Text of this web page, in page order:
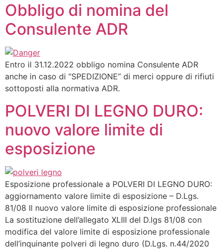
Obbligo di nomina del
Consulente ADR
Entro il 31.12.2022 obbligo nomina Consulente ADR
anche in caso di “SPEDIZIONE” di merci oppure di rifiuti
sottoposti alla normativa ADR.
POLVERI DI LEGNO DURO:
nuovo valore limite di
esposizione
Esposizione professionale a POLVERI DI LEGNO DURO:
aggiornamento valore limite di esposizione – D.Lgs.
81/08 Il nuovo valore limite di esposizione professionale
La sostituzione dell’allegato XLIII del D.lgs 81/08 con
modifica del valore limite di esposizione professionale
dell’inquinante polveri di legno duro (D.Lgs. n.44/2020